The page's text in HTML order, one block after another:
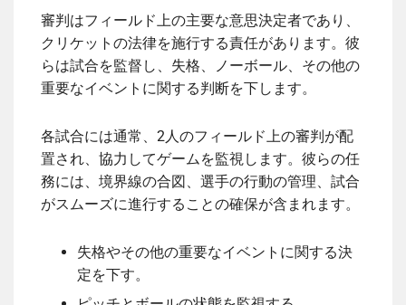
審判はフィールド上の主要な意思決定者であり、
クリケットの法律を施行する責任があります。彼
らは試合を監督し、失格、ノーボール、その他の
重要なイベントに関する判断を下します。
各試合には通常、2人のフィールド上の審判が配
置され、協力してゲームを監視します。彼らの任
務には、境界線の合図、選手の行動の管理、試合
がスムーズに進行することの確保が含まれます。
失格やその他の重要なイベントに関する決
定を下す。